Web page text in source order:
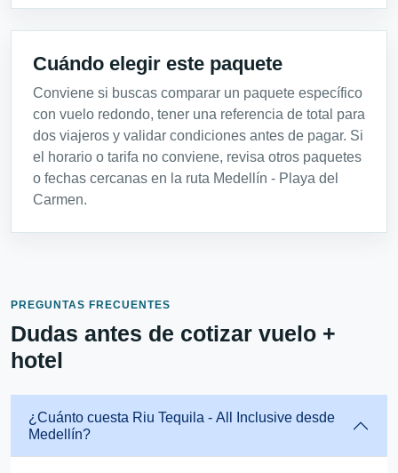
Cuándo elegir este paquete
Conviene si buscas comparar un paquete específico
con vuelo redondo, tener una referencia de total para
dos viajeros y validar condiciones antes de pagar. Si
el horario o tarifa no conviene, revisa otros paquetes
o fechas cercanas en la ruta Medellín - Playa del
Carmen.
PREGUNTAS FRECUENTES
Dudas antes de cotizar vuelo +
hotel
¿Cuánto cuesta Riu Tequila - All Inclusive desde
Medellín?